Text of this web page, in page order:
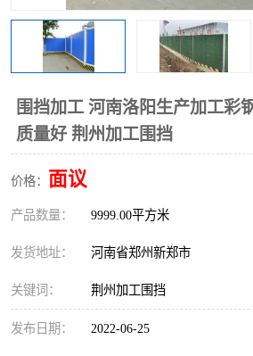
围挡加工 河南洛阳生产加工彩
质量好 荆州加工围挡
价格： 面议
产品数量： 9999.00平方米
发货地址： 河南省郑州新郑市
关键词： 荆州加工围挡
发布日期： 2022-06-25